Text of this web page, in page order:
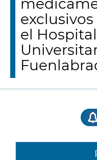
el Hospital